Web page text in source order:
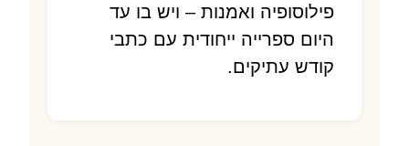
פילוסופיה ואמנות – ויש בו עד
היום ספרייה ייחודית עם כתבי
קודש עתיקים.